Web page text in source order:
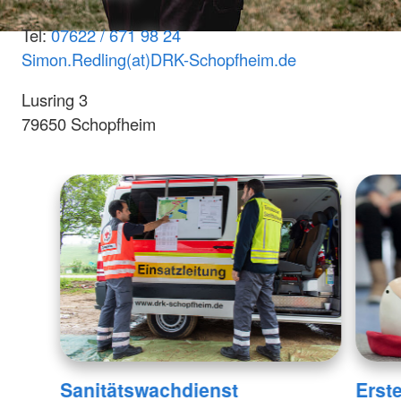
Tel:07622 / 671 98 24
Simon.Redling(at)DRK-Schopfheim.de
Lusring 3
79650 Schopfheim
Sanitätswachdienst